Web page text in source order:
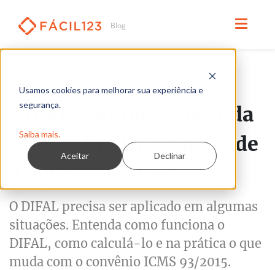
Usamos cookies para melhorar sua experiência e
segurança.
Saiba mais.
Aceitar Declinar
DIFAL: Simule e aprenda
tudo sobre Diferencial de
Alíquota do ICMS
O DIFAL precisa ser aplicado em algumas
situações. Entenda como funciona o
DIFAL, como calculá-lo e na prática o que
muda com o convênio ICMS 93/2015.